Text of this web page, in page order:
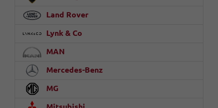
Land Rover
Lynk & Co
MAN
Mercedes-Benz
MG